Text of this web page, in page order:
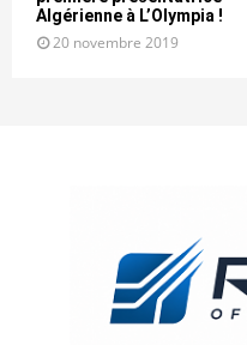
Algérienne à L’Olympia !
20 novembre 2019